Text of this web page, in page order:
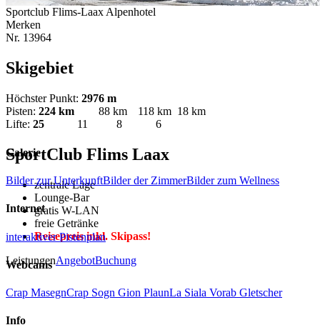
Sportclub Flims-Laax Alpenhotel
Merken
Nr. 13964
Skigebiet
Höchster Punkt: 2976 m
Pisten: 224 km 88 km 118 km 18 km
Lifte: 25 11 8 6
SportClub Flims Laax
zentrale Lage
Lounge-Bar
gratis W-LAN
freie Getränke
Reisepreis inkl. Skipass!
LeistungenAngebotBuchung
Galerie
Bilder zur UnterkunftBilder der ZimmerBilder zum Wellness
Internet
interaktiver Pistenplan
Webcams
Crap MasegnCrap Sogn Gion PlaunLa Siala Vorab Gletscher
Info